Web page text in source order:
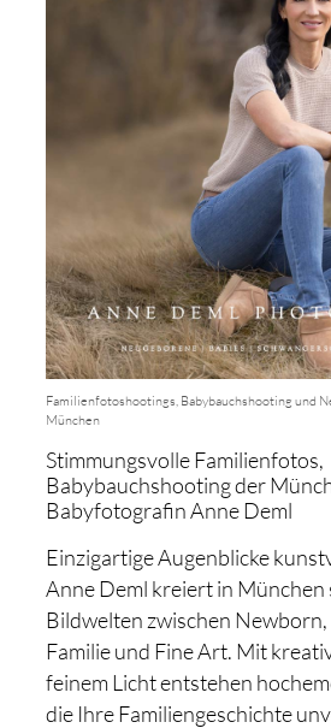
Familienfotoshootings, Babybauchshooting und
München
Stimmungsvolle Familienfotos,
Babybauchshooting der
Babyfotografin Anne Deml
Einzigartige Augenblicke
Anne Deml kreiert in
Bildwelten zwischen
Familie und Fine Art. Mit
feinem Licht entstehen
die Ihre Familiengeschichte